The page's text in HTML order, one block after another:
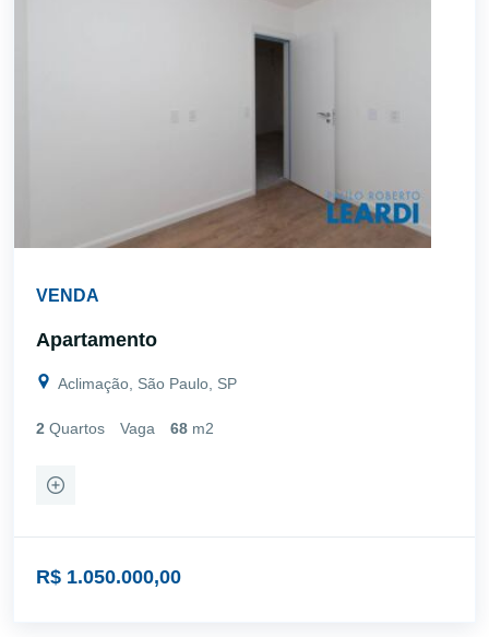
VENDA
Apartamento
Aclimação, São Paulo, SP
2 Quartos Vaga 68 m2
R$ 1.050.000,00